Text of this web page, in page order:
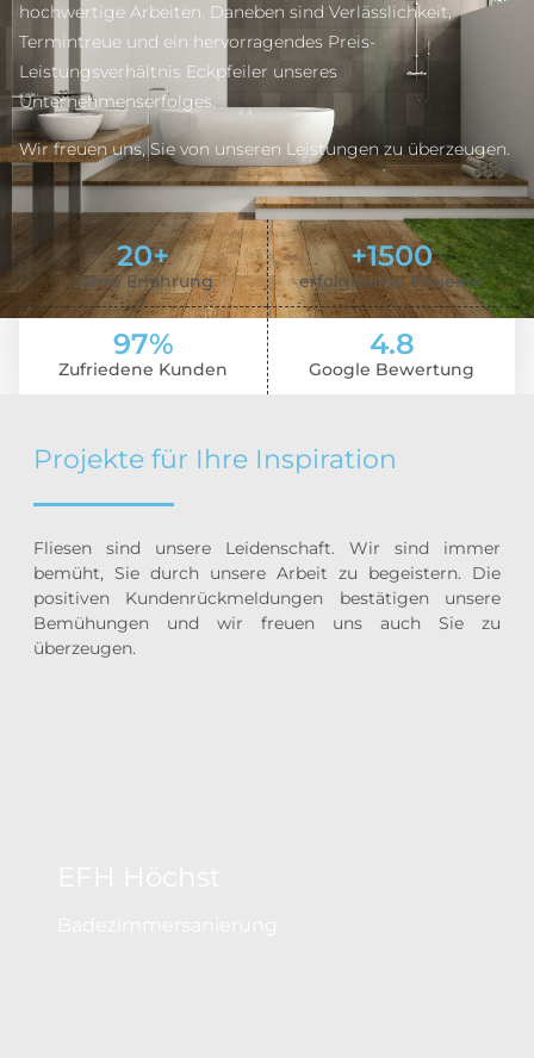
hochwertige Arbeiten. Daneben sind Verlässlichkeit,
Termintreue und ein hervorragendes Preis-
Leistungsverhältnis Eckpfeiler unseres
Unternehmenserfolges.
Wir freuen uns, Sie von unseren Leistungen zu überzeugen.
Jahre Erfahrung
20+
erfolgreiche Projekte
+1500
Zufriedene Kunden
97%
Google Bewertung
4.8
Projekte für Ihre Inspiration
Fliesen sind unsere Leidenschaft. Wir sind immer
bemüht, Sie durch unsere Arbeit zu begeistern. Die
positiven Kundenrückmeldungen bestätigen unsere
Bemühungen und wir freuen uns auch Sie zu
überzeugen.